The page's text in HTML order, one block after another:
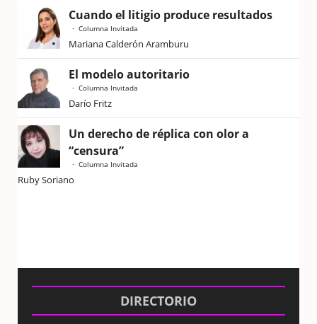
Cuando el litigio produce resultados
Columna Invitada
Mariana Calderón Aramburu
El modelo autoritario
Columna Invitada
Darío Fritz
Un derecho de réplica con olor a
“censura”
Columna Invitada
Ruby Soriano
DIRECTORIO